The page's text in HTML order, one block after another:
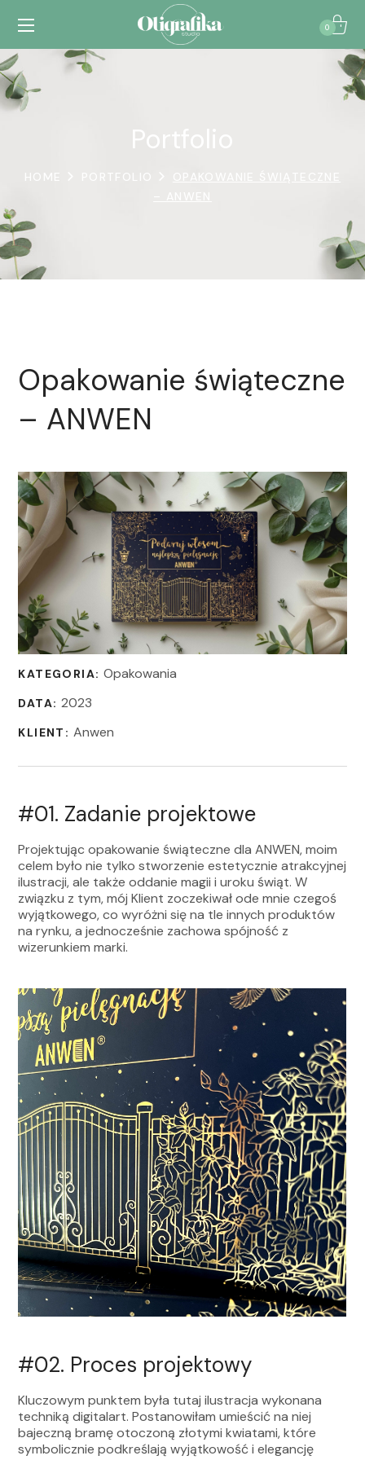
0
Portfolio
HOME PORTFOLIO
OPAKOWANIE ŚWIĄTECZNE
Opakowanie świąteczne
– ANWEN
KATEGORIA: Opakowania
DATA: 2023
KLIENT: Anwen
#01. Zadanie projektowe
Projektując opakowanie świąteczne dla ANWEN, moim
celem było nie tylko stworzenie estetycznie atrakcyjnej
ilustracji, ale także oddanie magii i uroku świąt. W
związku z tym, mój Klient zoczekiwał ode mnie czegoś
wyjątkowego, co wyróżni się na tle innych produktów
na rynku, a jednocześnie zachowa spójność z
wizerunkiem marki.
#02. Proces projektowy
Kluczowym punktem była tutaj ilustracja wykonana
techniką digitalart. Postanowiłam umieścić na niej
bajeczną bramę otoczoną złotymi kwiatami, które
symbolicznie podkreślają wyjątkowość i elegancję